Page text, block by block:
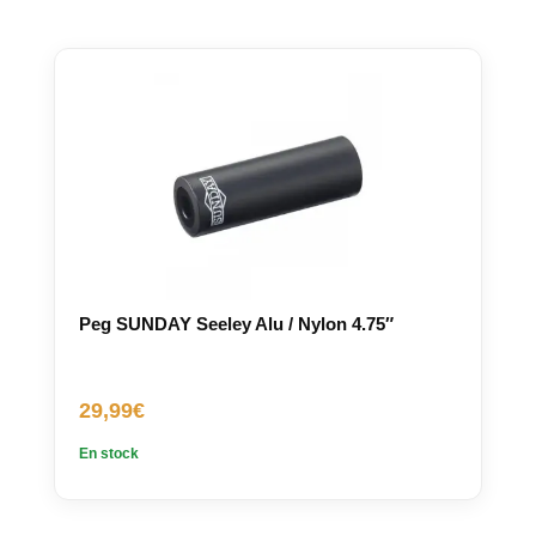
Peg SUNDAY Seeley Alu / Nylon 4.75″
29,99€
En stock